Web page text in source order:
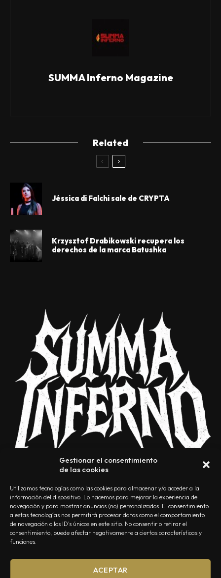
Gestionar el consentimiento
de las cookies
Utilizamos tecnologías como las cookies para almacenar y/o acceder a la
información del dispositivo. Lo hacemos para mejorar la experiencia de
navegación y para mostrar anuncios (no) personalizados. El consentimiento
a estas tecnologías nos permitirá procesar datos como el comportamiento
de navegación o los ID's únicos en este sitio. No consentir o retirar el
consentimiento, puede afectar negativamente a ciertas características y
funciones.
ACEPTAR
SUMMA Inferno Magazine
Related
Jéssica di Falchi sale de CRYPTA
Krzysztof Drabikowski recupera los
derechos de la marca Batushka
NOSOTROS CONTACTO EDITORIAL POLÍTICA DE PRIVACIDAD